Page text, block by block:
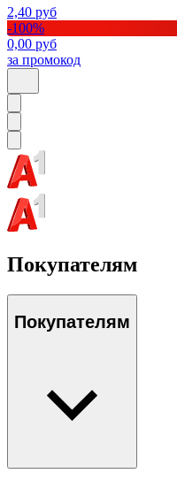
2,40 руб
-100%
0,00 руб
за промокод
Покупателям
Покупателям